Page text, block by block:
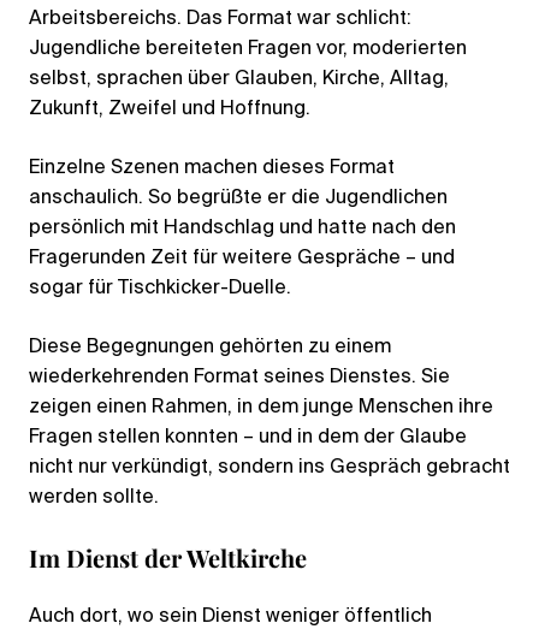
Arbeitsbereichs. Das Format war schlicht:
Jugendliche bereiteten Fragen vor, moderierten
selbst, sprachen über Glauben, Kirche, Alltag,
Zukunft, Zweifel und Hoffnung.
Einzelne Szenen machen dieses Format
anschaulich. So begrüßte er die Jugendlichen
persönlich mit Handschlag und hatte nach den
Fragerunden Zeit für weitere Gespräche – und
sogar für Tischkicker-Duelle.
Diese Begegnungen gehörten zu einem
wiederkehrenden Format seines Dienstes. Sie
zeigen einen Rahmen, in dem junge Menschen ihre
Fragen stellen konnten – und in dem der Glaube
nicht nur verkündigt, sondern ins Gespräch gebracht
werden sollte.
Im Dienst der Weltkirche
Auch dort, wo sein Dienst weniger öffentlich